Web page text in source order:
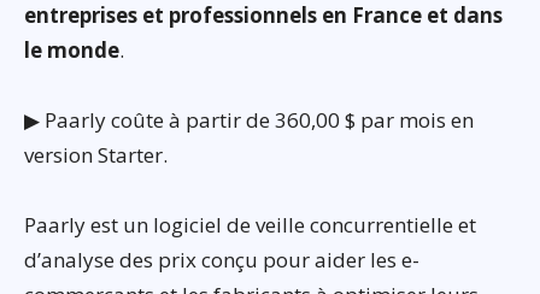
entreprises et professionnels en France et dans
le monde.
▶ Paarly coûte à partir de 360,00 $ par mois en
version Starter.
Paarly est un logiciel de veille concurrentielle et
d’analyse des prix conçu pour aider les e-